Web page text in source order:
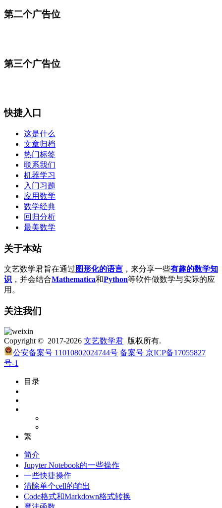
第二个广告位
第三个广告位
快捷入口
这是什么
文章归档
热门标签
联系我们
机器学习
入门习题
应用数学
数学经典
回归分析
最美数学
关于本站
文艺数学君旨在通过 图形化的语言 ，来分享一些有趣的数学知
识 ，并会结合Mathematica和Python等软件做数学与实际的应
用。
关注我们
Copyright © 2017-2026 文艺数学君 版权所有.
公安备案号 11010802024744号 备案号 京ICP备17055827
号-1
目录
繁
简介
Jupyter Notebook的一些操作
一些快捷操作
清除单个cell的输出
Code格式和Markdown格式转换